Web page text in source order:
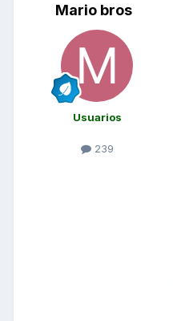
Mario bros
Usuarios
239